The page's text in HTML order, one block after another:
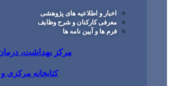
اخبار و اطلاعیه های پژوهشی
معرفی کارکنان و شرح وظایف
فرم ها و آیین نامه ها
مرکز بهداشت،
کتابخانه مرکزی